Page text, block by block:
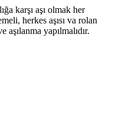
karşı aşı olmak her
herkes aşısı va rolan
aşılanma yapılmalıdır.